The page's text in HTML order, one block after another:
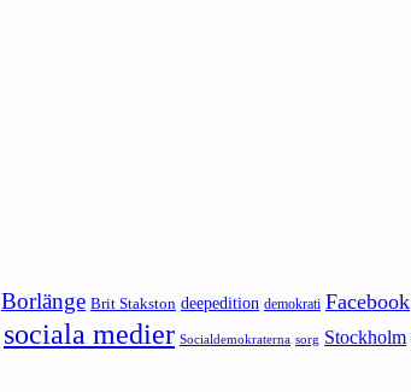
Borlänge Brit Stakston deepedition demokrati Facebook
sociala medier Socialdemokraterna sorg Stockholm